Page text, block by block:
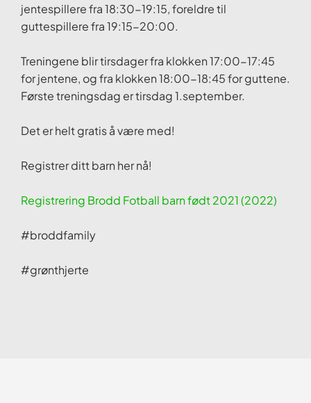
jentespillere fra 18:30-19:15, foreldre til
guttespillere fra 19:15-20:00.
Treningene blir tirsdager fra klokken 17:00-17:45
for jentene, og fra klokken 18:00-18:45 for guttene.
Første treningsdag er tirsdag 1.september.
Det er helt gratis å være med!
Registrer ditt barn her nå!
Registrering Brodd Fotball barn født 2021 (2022)
#broddfamily
#grønthjerte